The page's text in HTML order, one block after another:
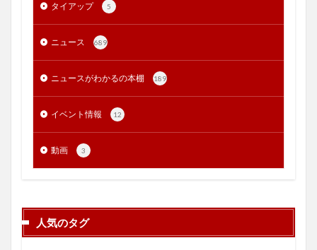
タイアップ 5
ニュース 689
ニュースがわかるの本棚 189
イベント情報 12
動画 3
人気のタグ